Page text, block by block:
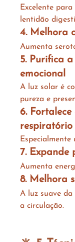
Excelente
lentidão
4. Melhora
Aumenta
5. Purifica
emocional
A luz solar é
pureza e
6.
respiratório
7. Expande
Aumenta
8. Melhora
A luz suave
a circulação.